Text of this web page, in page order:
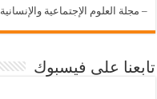
– مجلة العلوم الإجتماعية والإنسانية
تابعنا على فيسبوك